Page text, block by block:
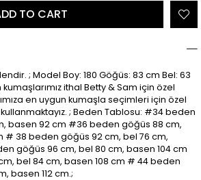
; Model Boy: 180 Göğüs: 83 cm Bel: 63
ithal Betty & Sam için özel
en uygun kumaşla seçimleri için özel
; Beden Tablosu: #34 beden
basen 92 cm #36 beden göğüs 88 cm,
# 38 beden göğüs 92 cm, bel 76 cm,
göğüs 96 cm, bel 80 cm, basen 104 cm
bel 84 cm, basen 108 cm # 44 beden
basen 112 cm.;